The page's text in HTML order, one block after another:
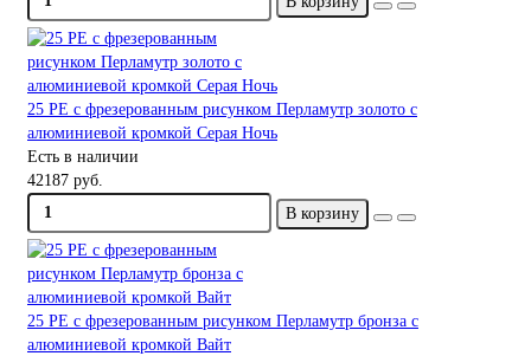
25 PE с фрезерованным рисунком Перламутр золото с
алюминиевой кромкой Серая Ночь
Есть в наличии
42187 руб.
В корзину
25 PE с фрезерованным рисунком Перламутр бронза с
алюминиевой кромкой Вайт